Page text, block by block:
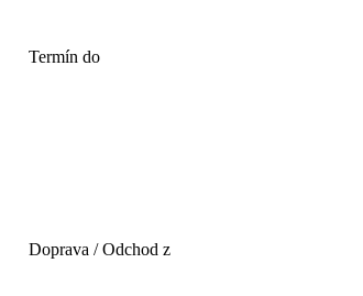
Termín do
Doprava / Odchod z